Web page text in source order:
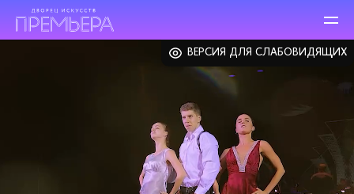
ВЕРСИЯ ДЛЯ СЛАБОВИДЯЩИХ